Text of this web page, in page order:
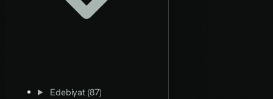
Edebiyat (87)